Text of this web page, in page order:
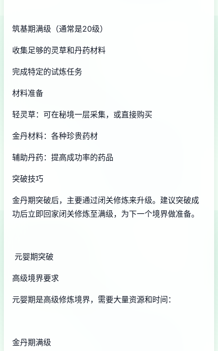
筑基期满级（通常是20级）
收集足够的灵草和丹药材料
完成特定的试炼任务
材料准备
轻灵草：可在秘境一层采集，或直接购买
金丹材料：各种珍贵药材
辅助丹药：提高成功率的药品
突破技巧
金丹期突破后，主要通过闭关修炼来升级。建议突破成
功后立即回家闭关修炼至满级，为下一个境界做准备。
元婴期突破
高级境界要求
元婴期是高级修炼境界，需要大量资源和时间：
金丹期满级